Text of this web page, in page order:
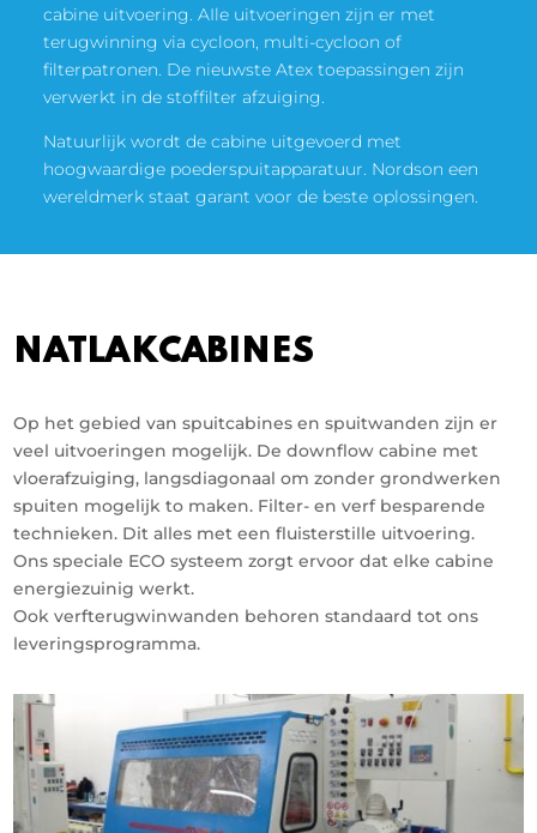
cabine uitvoering. AIle uitvoeringen zijn er met
terugwinning via cycloon, multi-cycloon of
filterpatronen. De nieuwste Atex toepassingen zijn
verwerkt in de stoffilter afzuiging.
Natuurlijk wordt de cabine uitgevoerd met
hoogwaardige poederspuitapparatuur. Nordson een
wereldmerk staat garant voor de beste oplossingen.
NATLAKCABINES
Op het gebied van spuitcabines en spuitwanden zijn er
veel uitvoeringen mogelijk. De downflow cabine met
vloerafzuiging, langsdiagonaal om zonder grondwerken
spuiten mogelijk to maken. Filter- en verf besparende
technieken. Dit alles met een fluisterstille uitvoering.
Ons speciale ECO systeem zorgt ervoor dat elke cabine
energiezuinig werkt.
Ook verfterugwinwanden behoren standaard tot ons
leveringsprogramma.